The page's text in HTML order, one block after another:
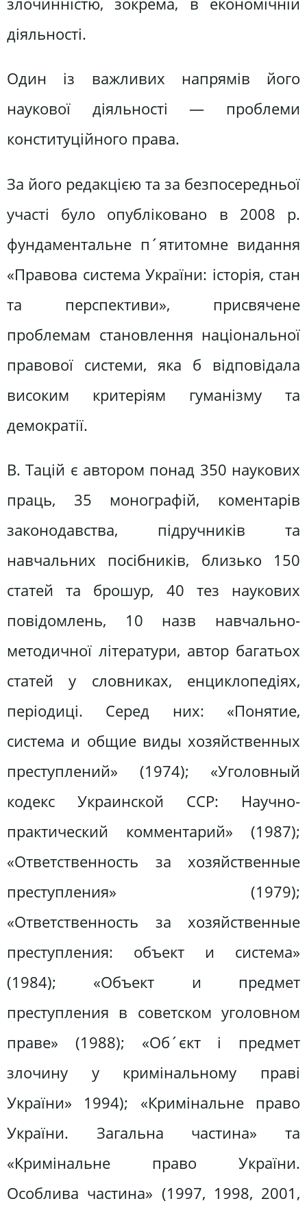
діяльності.
Один із важливих напрямів його
наукової діяльності — проблеми
конституційного права.
За його редакцією та за безпосередньої
участі було опубліковано в 2008 р.
фундаментальне п´ятитомне видання
«Правова система України: історія, стан
та перспективи», присвячене
проблемам становлення національної
правової системи, яка б відповідала
високим критеріям гуманізму та
демократії.
В. Тацій є автором понад 350 наукових
праць, 35 монографій, коментарів
законодавства, підручників та
навчальних посібників, близько 150
статей та брошур, 40 тез наукових
повідомлень, 10 назв навчально-
методичної літератури, автор багатьох
статей у словниках, енциклопедіях,
періодиці. Серед них: «Понятие,
система и общие виды хозяйственных
преступлений» (1974); «Уголовный
кодекс Украинской ССР: Научно-
практический комментарий» (1987);
«Ответственность за хозяйственные
преступления» (1979);
«Ответственность за хозяйственные
преступления: объект и система»
(1984); «Объект и предмет
преступления в советском уголовном
праве» (1988); «Об´єкт і предмет
злочину у кримінальному праві
України» 1994); «Кримінальне право
України. Загальна частина» та
«Кримінальне право України.
Особлива частина» (1997, 1998, 2001,